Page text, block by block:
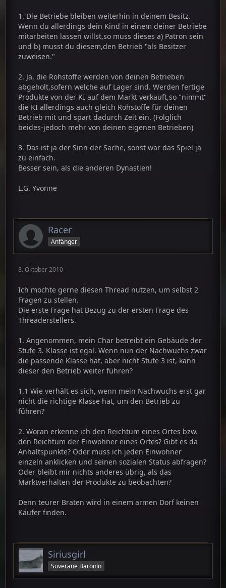
Rohstoffe von meinen erzeugenden Betrieben ab
3. Nun habe ich hier in Hucknall einige Betriebe
die mir zu viel Konkurenz
machen.
das am besten an?
1. Die Betriebe bleiben weiterhin in deinem Besitz.
Wenn du allerdings dein Kind in einem deiner Betriebe
mitarbeiten lassen willst,so muss dieses a) Patron sein
und b) musst du diesem,den Betrieb "als Besitzer
zuweisen."
2. Ja, die Rohstoffe werden von deinen Betrieben
abgeholt,sofern welche auf Lager sind. Werden fertige
Produkte von der KI auf dem Markt verkauft,so "nimmt"
die KI allerdings auch gleich Rohstoffe für deinen
Betrieb mit und spart dadurch Zeit ein. (Folglich
beides-jedoch mehr von deinen eigenen Betrieben)
3. Das ist ja der Sinn der Sache, sonst wär das Spiel ja
zu einfach.
Besser sein, als die anderen Dynastien!
L.G. Yvonne
Racer
Anfänger
8. Oktober 2010
Ich möchte gerne diesen Thread nutzen, um selbst 2
Fragen zu stellen.
Die erste Frage hat Bezug zu der ersten Frage des
Threaderstellers.
1. Angenommen, mein Char betreibt ein Gebäude der
Stufe 3. Klasse ist egal. Wenn nun der Nachwuchs zwar
die passende Klasse hat, aber nicht Stufe 3 ist, kann
dieser den Betrieb weiter führen?
1.1 Wie verhält es sich, wenn mein Nachwuchs erst gar
nicht die richtige Klasse hat, um den Betrieb zu
führen?
2. Woran erkenne ich den Reichtum eines Ortes bzw.
den Reichtum der Einwohner eines Ortes? Gibt es da
Anhaltspunkte? Oder muss ich jeden Einwohner
einzeln anklicken und seinen sozialen Status abfragen?
Oder bleibt mir nichts anderes übrig, als das
Marktverhalten der Produkte zu beobachten?
Denn teurer Braten wird in einem armen Dorf keinen
Käufer finden.
Siriusgirl
Soveräne Baronin